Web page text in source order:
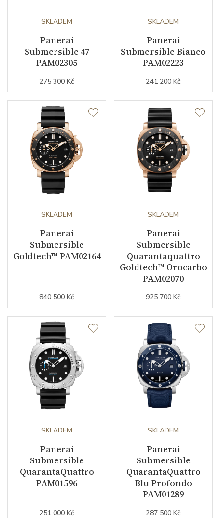
SKLADEM
Panerai
Submersible 47
PAM02305
275 300 Kč
SKLADEM
Panerai
Submersible Bianco
PAM02223
241 200 Kč
SKLADEM
Panerai
Submersible
Goldtech™ PAM02164
840 500 Kč
SKLADEM
Panerai
Submersible
Quarantaquattro
Goldtech™ Orocarbo
PAM02070
925 700 Kč
SKLADEM
Panerai
Submersible
QuarantaQuattro
PAM01596
251 000 Kč
SKLADEM
Panerai
Submersible
QuarantaQuattro
Blu Profondo
PAM01289
287 500 Kč